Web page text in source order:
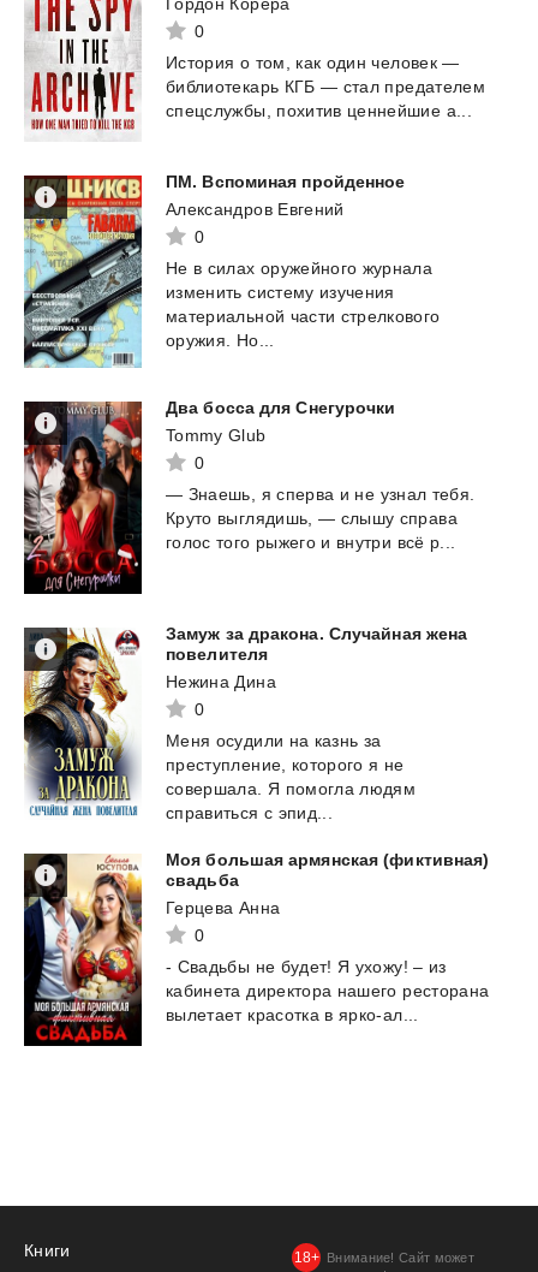
0
История о том, как один человек —
библиотекарь КГБ — стал предателем
спецслужбы,
похитив ценнейшие а...
ПМ. Вспоминая пройденное
Александров Евгений
0
Не в силах оружейного журнала
изменить систему изучения
материальной части стрелкового
оружия. Но...
Два босса для Снегурочки
Tommy Glub
0
— Знаешь, я сперва и не узнал тебя.
Круто выглядишь, — слышу справа
голос того рыжего и внутри всё р...
Замуж за дракона. Случайная жена
повелителя
Нежина Дина
0
Меня осудили на казнь за
преступление, которого я не
совершала. Я помогла людям
справиться с эпид...
Моя большая армянская (фиктивная)
свадьба
Герцева Анна
0
- Свадьбы не будет! Я ухожу! – из
кабинета директора нашего ресторана
вылетает красотка в ярко-ал...
Книги
Внимание! Сайт может